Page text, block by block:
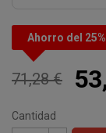
Ahorro del 25%
71,28 €
Cantidad